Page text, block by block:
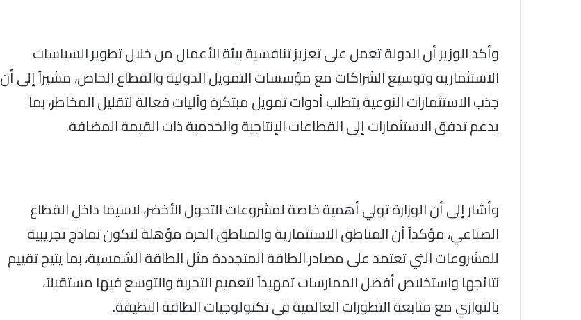
وأكد الوزير أن الدولة تعمل على تعزيز تنافسية بيئة الأعمال من خلال تطوير السياسات
الاستثمارية وتوسيع الشراكات مع مؤسسات التمويل الدولية والقطاع الخاص، مشيراً إلى أن
جذب الاستثمارات النوعية يتطلب أدوات تمويل مبتكرة وآليات فعالة لتقليل المخاطر، بما
يدعم تدفق الاستثمارات إلى القطاعات الإنتاجية والخدمية ذات القيمة المضافة.
وأشار إلى أن الوزارة تولي أهمية خاصة لمشروعات التحول الأخضر، لاسيما داخل القطاع
الصناعي، مؤكداً أن المناطق الاستثمارية والمناطق الحرة مؤهلة لتكون نماذج تجريبية
للمشروعات التي تعتمد على مصادر الطاقة المتجددة مثل الطاقة الشمسية، بما يتيح تقييم
نتائجها واستخلاص أفضل الممارسات تمهيداً لتعميم التجربة والتوسع فيها مستقبلاً،
بالتوازي مع متابعة التطورات العالمية في تكنولوجيات الطاقة النظيفة.